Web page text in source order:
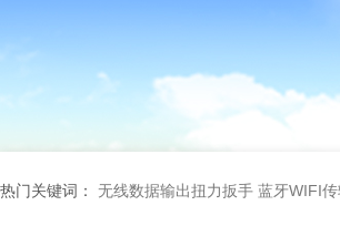
热门关键词： 无线数据输出扭力扳手 蓝牙WIFI